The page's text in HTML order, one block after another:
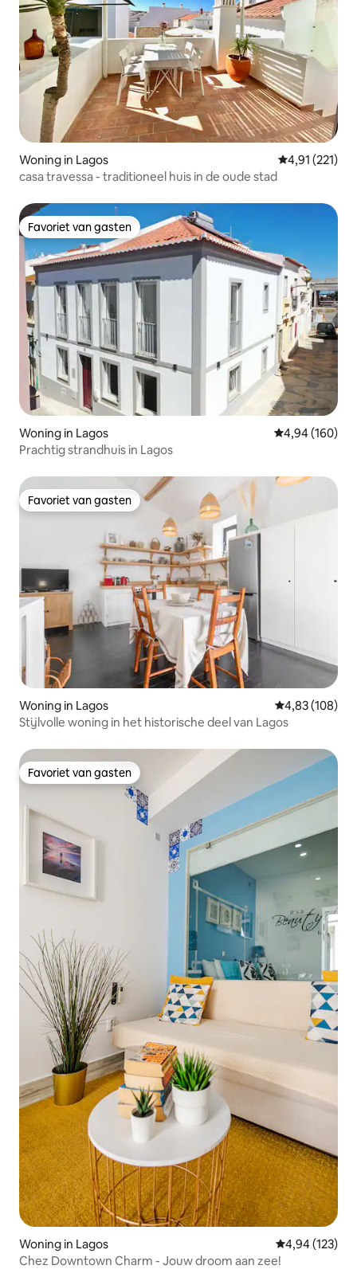
Woning in Lagos Gemiddelde
4,91 (221)
casa travessa - traditioneel huis in de oude stad
Favoriet van gasten
Favoriet van gasten
Woning in Lagos Gemiddelde
4,94 (160)
Prachtig strandhuis in Lagos
Favoriet van gasten
Favoriet van gasten
Woning in Lagos Gemiddelde
4,83 (108)
Stijlvolle woning in het historische deel van Lagos
Favoriet van gasten
Favoriet van gasten
Woning in Lagos Gemiddelde
4,94 (123)
Chez Downtown Charm - Jouw droom aan zee!